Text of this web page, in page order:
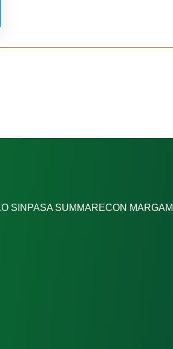
SINPASA SUMMARECON